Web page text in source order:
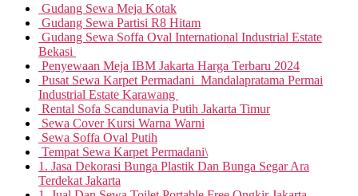
Gudang Sewa Meja Kotak
Gudang Sewa Partisi R8 Hitam
Gudang Sewa Soffa Oval International Industrial Estate
Bekasi
Penyewaan Meja IBM Jakarta Harga Terbaru 2024
Pusat Sewa Karpet Permadani Mandalapratama Permai
Industrial Estate Karawang
Rental Sofa Scandunavia Putih Jakarta Timur
Sewa Cover Kursi Warna Warni
Sewa Soffa Oval Putih
Tempat Sewa Karpet Permadani\
1. Jasa Dekorasi Bunga Plastik Dan Bunga Segar Ara
Terdekat Jakarta